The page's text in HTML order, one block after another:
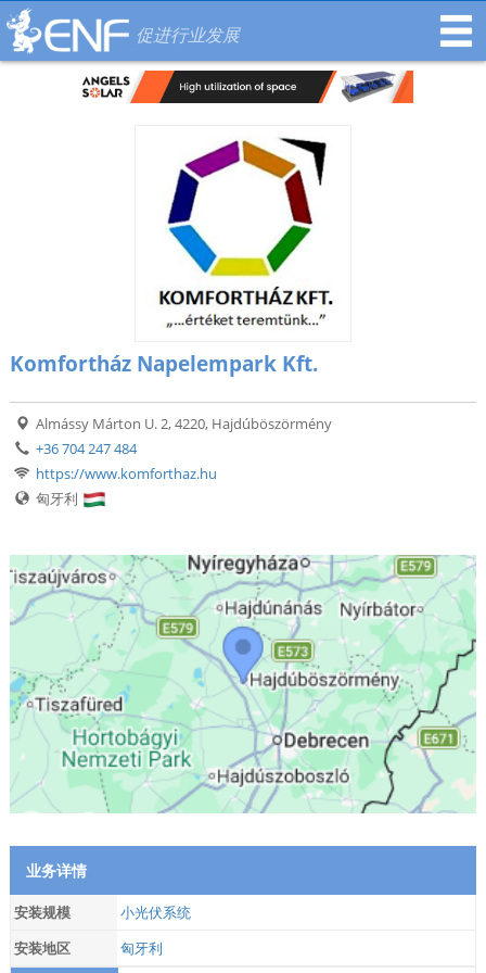
促进行业发展
Komfortház Napelempark Kft.
Almássy Márton U. 2, 4220, Hajdúböszörmény
+36 704 247 484
https://www.komforthaz.hu
匈牙利
业务详情
安装规模
小光伏系统
安装地区
匈牙利